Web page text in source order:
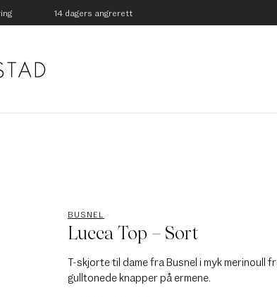
14 dagers angrerett
BUSNEL
Lucca Top – Sort
T-skjorte til dame fra Busnel i myk merinoull
gulltonede knapper på ermene.